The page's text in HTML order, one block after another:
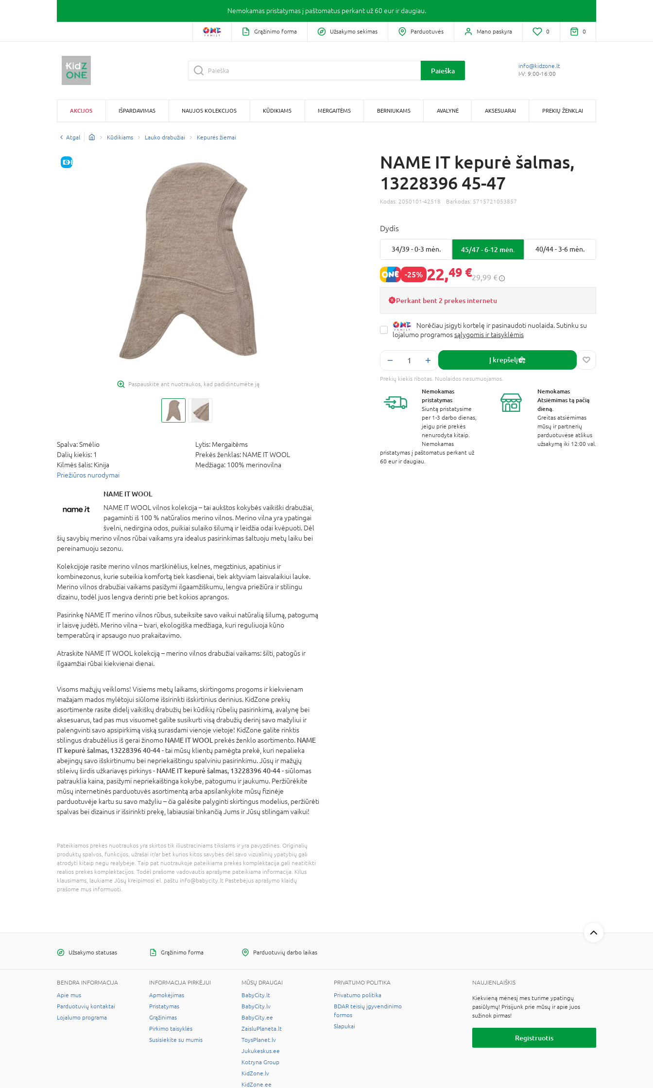
Nemokamas pristatymas į paštomatus perkant už 60 eur ir daugiau.
Grąžinimo forma Užsakymo sekimas Parduotuvės Mano paskyra 0 0
Paieška
info@kidzone.lt
I-V: 9:00-16:00
AKCIJOS IŠPARDAVIMAS NAUJOS KOLEKCIJOS KŪDIKIAMS MERGAITĖMS BERNIUKAMS AVALYNĖ AKSESUARAI PREKIŲ ŽENKLAI
Atgal Kūdikiams Lauko drabužiai Kepurės žiemai
E-KAINA
Paspauskite ant nuotraukos, kad padidintumėte ją
Spalva:Smėlio Lytis: Mergaitėms
Dalių kiekis: 1 Prekės ženklas: NAME IT WOOL
Kilmės šalis: Kinija Medžiaga: 100% merinovilna
Priežiūros nurodymai
NAME IT WOOL
NAME IT WOOL vilnos kolekcija – tai aukštos kokybės vaikiški drabužiai,
pagaminti iš 100 % natūralios merino vilnos. Merino vilna yra ypatingai
švelni, nedirgina odos, puikiai sulaiko šilumą ir leidžia odai kvėpuoti. Dėl
šių savybių merino vilnos rūbai vaikams yra idealus pasirinkimas šaltuoju metų laiku bei
pereinamuoju sezonu.
Kolekcijoje rasite merino vilnos marškinėlius, kelnes, megztinius, apatinius ir
kombinezonus, kurie suteikia komfortą tiek kasdienai, tiek aktyviam laisvalaikiui lauke.
Merino vilnos drabužiai vaikams pasižymi ilgaamžiškumu, lengva priežiūra ir stilingu
dizainu, todėl juos lengva derinti prie bet kokios aprangos.
Pasirinkę NAME IT merino vilnos rūbus, suteiksite savo vaikui natūralią šilumą, patogumą
ir laisvę judėti. Merino vilna – tvari, ekologiška medžiaga, kuri reguliuoja kūno
temperatūrą ir apsaugo nuo prakaitavimo.
Atraskite NAME IT WOOL kolekciją – merino vilnos drabužiai vaikams: šilti, patogūs ir
ilgaamžiai rūbai kiekvienai dienai.
Visoms mažųjų veikloms! Visiems metų laikams, skirtingoms progoms ir kiekvienam
mažajam mados mylėtojui siūlome išsirinkti išskirtinius derinius. KidZone prekių
asortimente rasite didelį vaikiškų drabužių bei kūdikių rūbelių pasirinkimą, avalynę bei
aksesuarus, tad pas mus visuomet galite susikurti visą drabužių derinį savo mažyliui ir
palengvinti savo apsipirkimą viską surasdami vienoje vietoje! KidZone galite rinktis
stilingus drabužėlius iš gerai žinomo NAME IT WOOL prekės ženklo asortimento. NAME
IT kepurė šalmas, 13228396 40-44- tai mūsų klientų pamėgta prekė, kuri nepalieka
abejingų savo išskirtinumu bei nepriekaištingu spalviniu pasirinkimu. Jūsų ir mažųjų
stileivų širdis užkariavęs pirkinys - NAME IT kepurė šalmas, 13228396 40-44- siūlomas
patrauklia kaina, pasižymi nepriekaištinga kokybe, patogumu ir jaukumu. Peržiūrėkite
mūsų internetinės parduotuvės asortimentą arba apsilankykite mūsų fizinėje
parduotuvėje kartu su savo mažyliu – čia galėsite palyginti skirtingus modelius, peržiūrėti
spalvas bei dizainus ir išsirinkti prekę, labiausiai tinkančią Jums ir Jūsų stilingam vaikui!
Pateikiamos prekės nuotraukos yra skirtos tik iliustraciniams tikslams ir yra pavyzdinės. Originalių
produktų spalvos, funkcijos, užrašai ir/ar bet kurios kitos savybės dėl savo vizualinių ypatybių gali
atrodyti kitaip negu realybėje. Taip pat nuotraukoje pateikiama prekės komplektacija gali neatitikti
realios prekės komplektacijos. Todėl prašome vadovautis aprašyme pateikiama informacija. Kilus
klausimams, laukiame Jūsų kreipimosi el. paštu info@babycity.lt Pastebėjus aprašymo klaidų
prašome mus informuoti.
NAME IT kepurė šalmas,
13228396 45-47
Kodas: 2050101-42518 Barkodas: 5715721053857
Dydis
34/39 - 0-3 mėn. 45/47 - 6-12 mėn. 40/44 - 3-6 mėn.
-25% 22,49 €29,99 €
Perkant bent 2 prekes internetu
Norėčiau įsigyti kortelę ir pasinaudoti nuolaida. Sutinku su
lojalumo programossąlygomis ir taisyklėmis
Į krepšelį
Prekių kiekis ribotas. Nuolaidos nesumuojamos.
Nemokamas
pristatymas
Siuntą pristatysime
per 1-3 darbo dienas,
jeigu prie prekės
nenurodyta kitaip.
Nemokamas
pristatymas į paštomatus perkant už
60 eur ir daugiau.
Nemokamas
Atsiėmimastą pačią
dieną.
Greitas atsiėmimas
mūsų ir partnerių
parduotuvėse atlikus
užsakymą iki 12:00 val.
Užsakymo statusas Grąžinimo forma Parduotuvių darbo laikas
BENDRA INFORMACIJA
Apie mus
Parduotuvių kontaktai
Lojalumo programa
INFORMACIJA PIRKĖJUI
Apmokėjimas
Pristatymas
Grąžinimas
Pirkimo taisyklės
Susisiekite su mumis
MŪSŲ DRAUGAI
BabyCity.lt
BabyCity.lv
BabyCity.ee
ZaisluPlaneta.lt
ToysPlanet.lv
Jukukeskus.ee
Kotryna Group
KidZone.lv
KidZone.ee
PRIVATUMO POLITIKA
Privatumo politika
BDAR teisių įgyvendinimo
formos
Slapukai
NAUJIENLAIŠKIS
Kiekvieną mėnesį mes turime ypatingų
pasiūlymų! Prisijunk prie mūsų ir apie juos
sužinok pirmas!
Registruotis